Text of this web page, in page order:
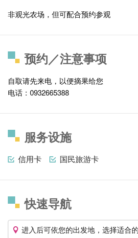
非观光农场，但可配合预约参观
预约／注意事项
自取请先来电，以便摘果给您
电话：0932665388
服务设施
信用卡 国民旅游卡
快速导航
进入后可依您的出发地，选择适合